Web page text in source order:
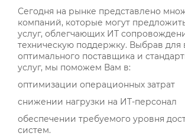
Сегодня на рынке представлено
компаний, которые могут
услуг, облегчающих ИТ
техническую поддержку. Выбрав для
оптимального поставщика и
услуг, мы поможем Вам в:
оптимизации операционных затрат
снижении нагрузки на ИТ-персонал
обеспечении требуемого уровня
систем.